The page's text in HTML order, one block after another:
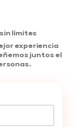
límites
experiencia
juntos el